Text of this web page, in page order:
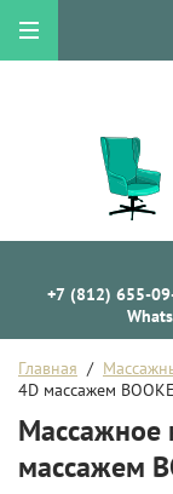
+7 (812) 655-
Главная
  /
4D массажем
Массажное
массажем